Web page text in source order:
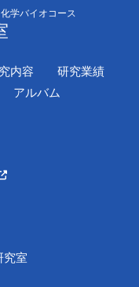
学バイオコース
内容
研究業績
アルバム
究室